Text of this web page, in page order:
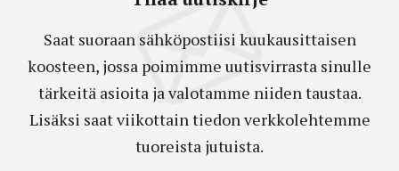
Saat suoraan sähköpostiisi kuukausittaisen
koosteen, jossa poimimme uutisvirrasta sinulle
tärkeitä asioita ja valotamme niiden taustaa.
Lisäksi saat viikottain tiedon verkkolehtemme
tuoreista jutuista.